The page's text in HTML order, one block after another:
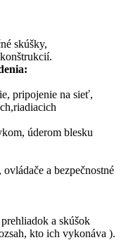
skúšky,
pripojenie na sieť,
úderom blesku
a bezpečnostné
a skúšok
kto ich vykonáva ).